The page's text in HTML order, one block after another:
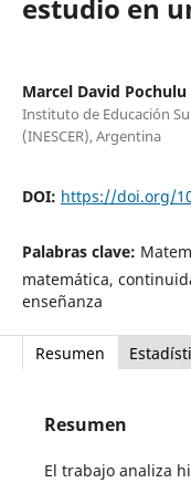
estudio en
Marcel David Pochulu
Instituto de Educación
(INESCER), Argentina
DOI: https://doi.org/
Palabras clave:
matemática,
enseñanza
Resumen
Resumen
El trabajo analiza